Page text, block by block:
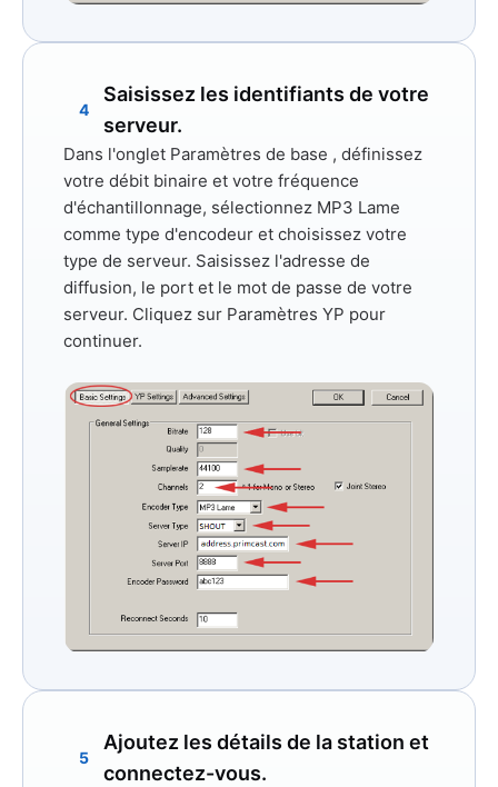
4
Saisissez les identifiants de votre
serveur.
Dans l'onglet Paramètres de base , définissez
votre débit binaire et votre fréquence
d'échantillonnage, sélectionnez MP3 Lame
comme type d'encodeur et choisissez votre
type de serveur. Saisissez l'adresse de
diffusion, le port et le mot de passe de votre
serveur. Cliquez sur Paramètres YP pour
continuer.
5
Ajoutez les détails de la station et
connectez-vous.